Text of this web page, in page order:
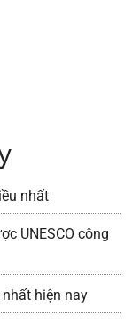
nhất
UNESCO công
hiện nay